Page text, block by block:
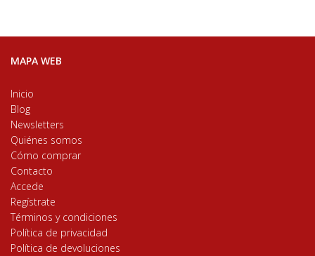
MAPA WEB
Inicio
Blog
Newsletters
Quiénes somos
Cómo comprar
Contacto
Accede
Regístrate
Términos y condiciones
Política de privacidad
Política de devoluciones